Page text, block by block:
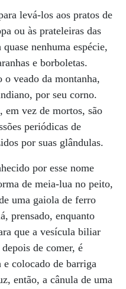
levá-los aos pratos de
ou às prateleiras das
nenhuma espécie,
e borboletas.
veado da montanha,
por seu corno.
em vez de mortos, são
periódicas de
por suas glândulas.
por esse nome
de meia-lua no peito,
uma gaiola de ferro
prensado, enquanto
que a vesícula biliar
de comer, é
e colocado de barriga
então, a cânula de uma